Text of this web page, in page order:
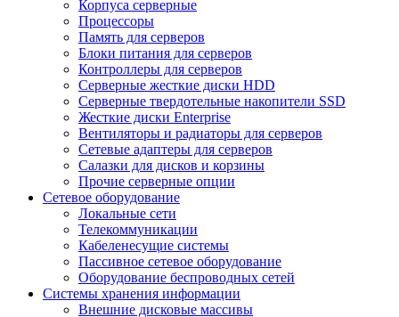
Корпуса серверные
Процессоры
Память для серверов
Блоки питания для серверов
Контроллеры для серверов
Серверные жесткие диски HDD
Серверные твердотельные накопители SSD
Жесткие диски Enterprise
Вентиляторы и радиаторы для серверов
Сетевые адаптеры для серверов
Салазки для дисков и корзины
Прочие серверные опции
Сетевое оборудование
Локальные сети
Телекоммуникации
Кабеленесущие системы
Пассивное сетевое оборудование
Оборудование беспроводных сетей
Системы хранения информации
Внешние дисковые массивы